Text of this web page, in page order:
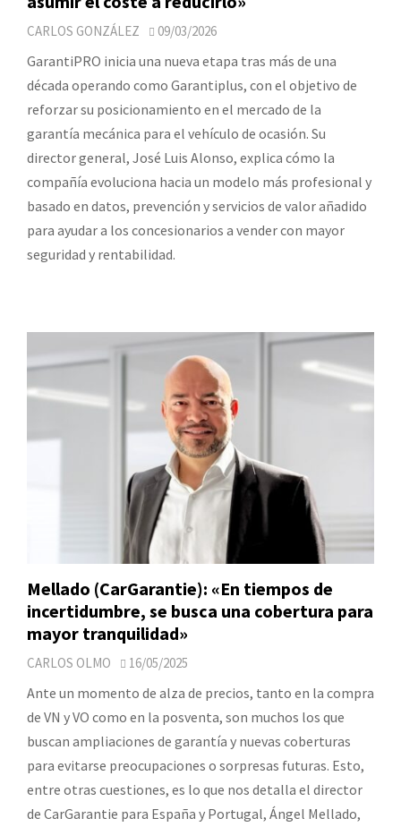
CARLOS GONZÁLEZ 09/03/2026
GarantiPRO inicia una nueva etapa tras más de una
década operando como Garantiplus, con el objetivo de
reforzar su posicionamiento en el mercado de la
garantía mecánica para el vehículo de ocasión. Su
director general, José Luis Alonso, explica cómo la
compañía evoluciona hacia un modelo más profesional y
basado en datos, prevención y servicios de valor añadido
para ayudar a los concesionarios a vender con mayor
seguridad y rentabilidad.
Mellado (CarGarantie): «En tiempos de
incertidumbre, se busca una cobertura para
mayor tranquilidad»
CARLOS OLMO 16/05/2025
Ante un momento de alza de precios, tanto en la compra
de VN y VO como en la posventa, son muchos los que
buscan ampliaciones de garantía y nuevas coberturas
para evitarse preocupaciones o sorpresas futuras. Esto,
entre otras cuestiones, es lo que nos detalla el director
de CarGarantie para España y Portugal, Ángel Mellado,